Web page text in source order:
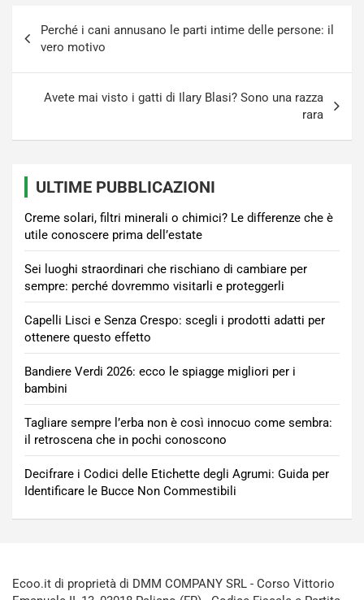
articoli
Perché i cani annusano le parti intime delle persone: il
vero motivo
Avete mai visto i gatti di Ilary Blasi? Sono una razza
rara
ULTIME PUBBLICAZIONI
Creme solari, filtri minerali o chimici? Le differenze che è
utile conoscere prima dell’estate
Sei luoghi straordinari che rischiano di cambiare per
sempre: perché dovremmo visitarli e proteggerli
Capelli Lisci e Senza Crespo: scegli i prodotti adatti per
ottenere questo effetto
Bandiere Verdi 2026: ecco le spiagge migliori per i
bambini
Tagliare sempre l’erba non è così innocuo come sembra:
il retroscena che in pochi conoscono
Decifrare i Codici delle Etichette degli Agrumi: Guida per
Identificare le Bucce Non Commestibili
Ecoo.it di proprietà di DMM COMPANY SRL - Corso Vittorio